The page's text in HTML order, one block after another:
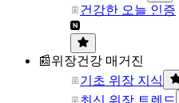
건강한 오늘 인증
📰위장건강 매거진
기초 위장 지식
최신 위장 트렌드